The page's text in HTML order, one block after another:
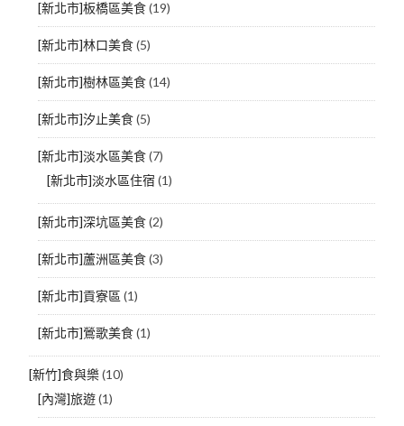
[新北市]板橋區美食(19)
[新北市]林口美食(5)
[新北市]樹林區美食(14)
[新北市]汐止美食(5)
[新北市]淡水區美食(7)
[新北市]淡水區住宿 (1)
[新北市]深坑區美食(2)
[新北市]蘆洲區美食(3)
[新北市]貢寮區 (1)
[新北市]鶯歌美食(1)
[新竹]食與樂(10)
[內灣]旅遊(1)